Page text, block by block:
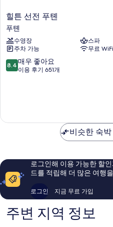
두
보
기
힐
튼
선
전
푸
톈
푸
힐튼 선전 푸톈
푸톈
수영장
스파
주차 가능
무료 WiFi
10
점
매
요,
용
후
개
8.4 매우 좋아요
이용 후기 651개
비슷한 숙
로그인해 이용 가능한 할
드를 적립해 더 많은 여행
로그인 지금 무료 가입
주변 지역 정보